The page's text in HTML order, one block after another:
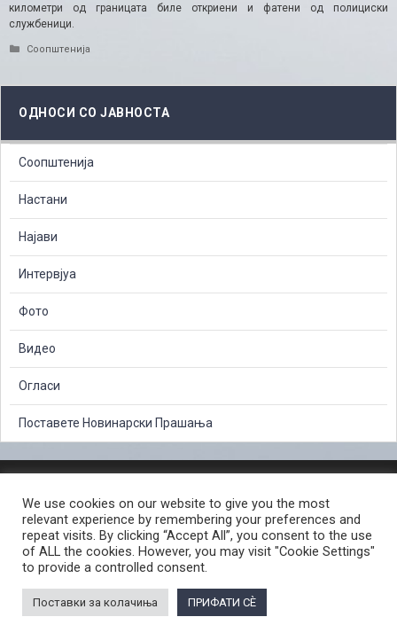
километри од границата биле откриени и фатени од полициски
службеници.
Categories
Соопштенија
ОДНОСИ СО ЈАВНОСТА
Соопштенија
Настани
Најави
Интервјуа
Фото
Видео
Огласи
Поставете Новинарски Прашања
СЛОБОДЕН ПРИСТАП ДО ИНФОРМАЦИИ ОД ЈАВЕН КАРАКТЕР
ПОСТАПКА ЗА ПРИЈАВА НА КРИВИЧНО ДЕЛО
КОРИСНИ ЛИНКОВИ
ПОЛИТИКА ЗА ПРИВАТНОСТ ВЕБ СТРАНИЦА
© 2026 ЈАВНО ОБВИНИТЕЛСТВО НА РЕПУБЛИКА СЕВЕРНА МАКЕДОНИЈА •
We use cookies on our website to give you the most
relevant experience by remembering your preferences and
repeat visits. By clicking “Accept All”, you consent to the use
of ALL the cookies. However, you may visit "Cookie Settings"
to provide a controlled consent.
Поставки за колачиња ПРИФАТИ СÈ